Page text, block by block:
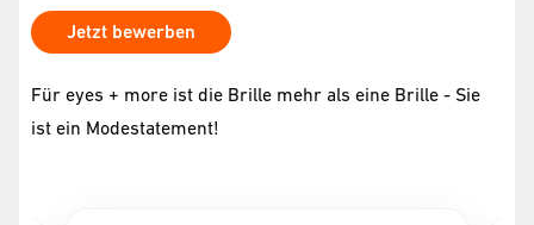
Jetzt bewerben
Für eyes + more ist die Brille mehr als eine Brille - Sie
ist ein Modestatement!